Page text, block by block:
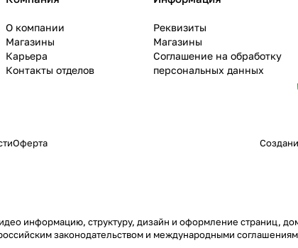
О компании
Магазины
Карьера
Контакты отделов
Реквизиты
Магазины
Соглашение на обработку
персональных данных
Оферта
информацию, структуру, дизайн и оформление страниц,
законодательством и международными